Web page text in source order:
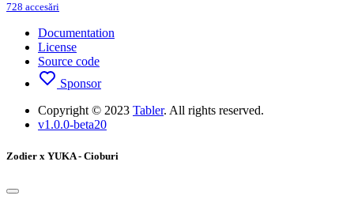
728 accesări
Documentation
License
Source code
Sponsor
Copyright © 2023 Tabler. All rights reserved.
v1.0.0-beta20
Zodier x YUKA - Cioburi